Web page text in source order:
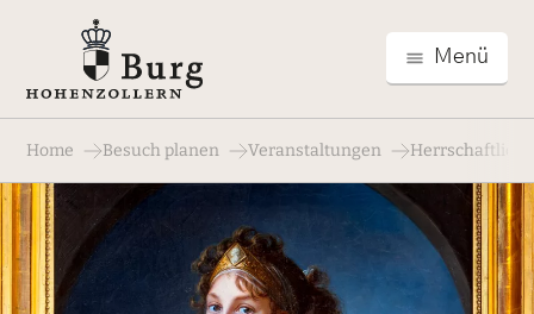
Menü
Home Besuch planen Veranstaltungen